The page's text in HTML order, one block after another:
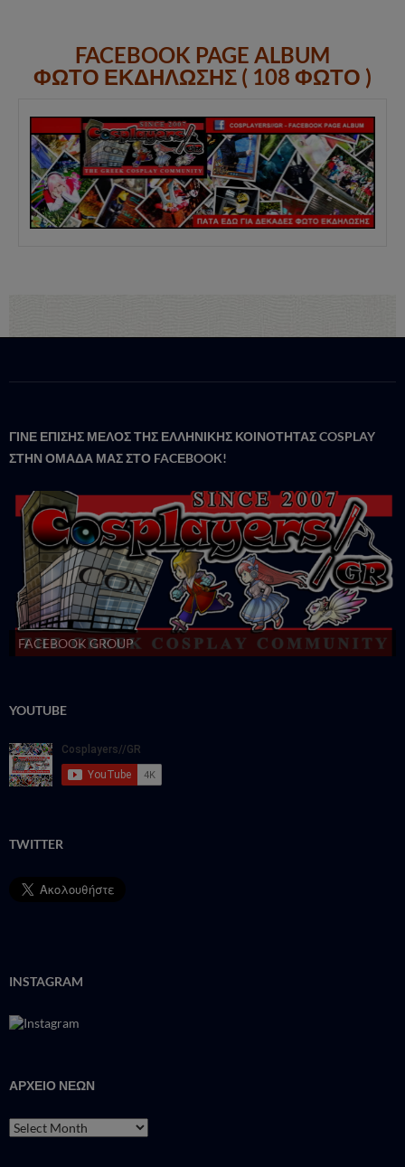
FACEBOOK PAGE ALBUM
ΦΩΤΟ ΕΚΔΗΛΩΣΗΣ ( 108 ΦΩΤΟ )
ΓΙΝΕ ΕΠΙΣΗΣ ΜΕΛΟΣ ΤΗΣ ΕΛΛΗΝΙΚΗΣ ΚΟΙΝΟΤΗΤΑΣ COSPLAY
ΣΤΗΝ ΟΜΑΔΑ ΜΑΣ ΣΤΟ FACΕBOOK!
FACEBOOK GROUP
YOUTUBE
TWITTER
INSTAGRAM
ΑΡΧΕΙΟ ΝΕΩΝ
ΑΡΧΕΙΟ
ΝΕΩΝ